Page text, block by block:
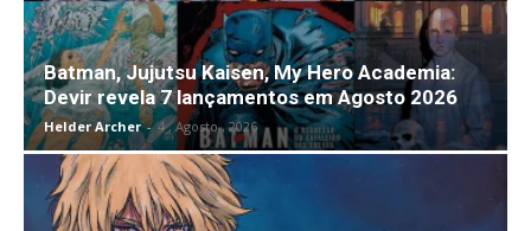
Batman, Jujutsu Kaisen, My Hero Academia:
Devir revela 7 lançamentos em Agosto 2026
Helder Archer - 4 , Agosto , 2026